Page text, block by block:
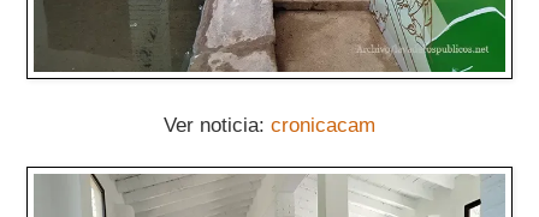
Ver noticia: cronicacam